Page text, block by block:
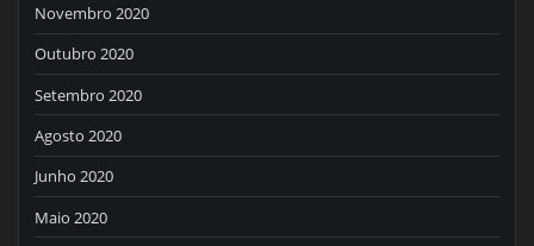
Novembro 2020
Outubro 2020
Setembro 2020
Agosto 2020
Junho 2020
Maio 2020